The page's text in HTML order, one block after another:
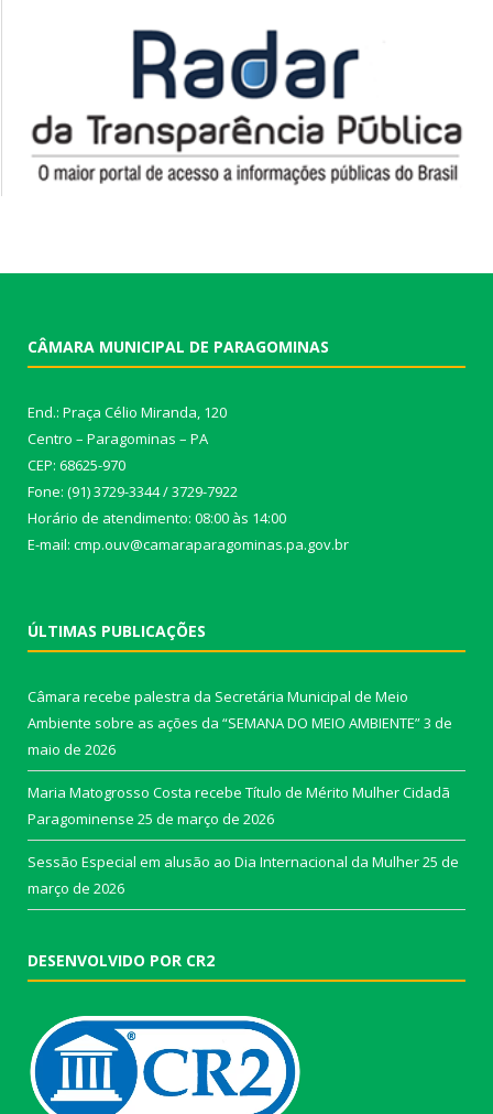
CÂMARA MUNICIPAL DE PARAGOMINAS
End.: Praça Célio Miranda, 120
Centro – Paragominas – PA
CEP: 68625-970
Fone: (91) 3729-3344 / 3729-7922
Horário de atendimento: 08:00 às 14:00
E-mail: cmp.ouv@camaraparagominas.pa.gov.br
ÚLTIMAS PUBLICAÇÕES
Câmara recebe palestra da Secretária Municipal de Meio
Ambiente sobre as ações da “SEMANA DO MEIO AMBIENTE”3 de
maio de 2026
Maria Matogrosso Costa recebe Título de Mérito Mulher Cidadã
Paragominense 25 de março de 2026
Sessão Especial em alusão ao Dia Internacional da Mulher25 de
março de 2026
DESENVOLVIDO POR CR2